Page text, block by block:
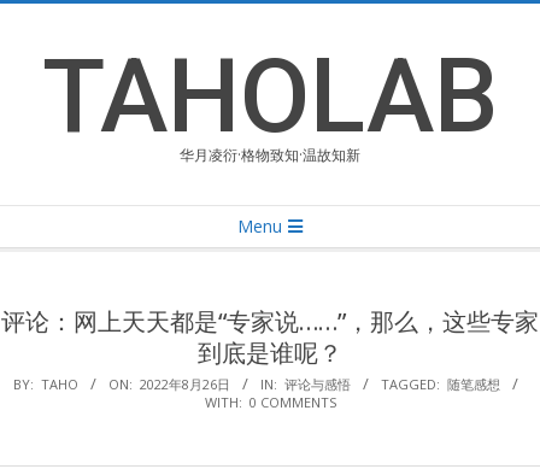
contentTAHOLAB
华月凌衍·格物致知·温故知新
Navigation
Menu
评论：网上天天都是“专家说……”，那么，这些专家
到底是谁呢？
BY: TAHO ON: 2022年8月26日 IN: 评论与感悟 TAGGED: 随笔感想
WITH: 0 COMMENTS